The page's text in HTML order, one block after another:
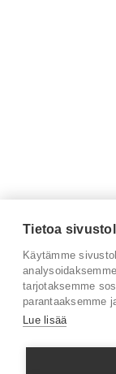
Tietoa
Käytämme
tarjotaksemme
parantaaksemme
Lue lisää